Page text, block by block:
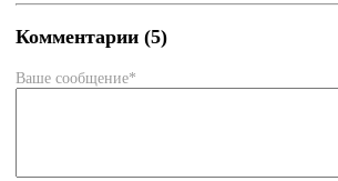
Комментарии (5)
Ваше сообщение*